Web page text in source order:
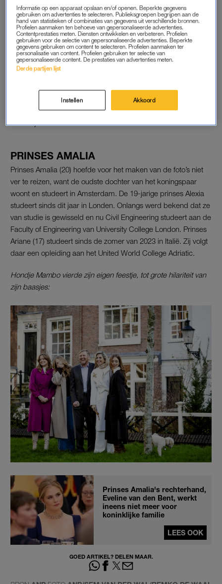
De huizen rondom de binnentuin werden in die tijd bewoond
door begijnen, vaak oudere, alleenstaande vrouwen. Nog altijd
vrouwen, vertelt Simone Ettekoven, bewoonster van het hof die
is komen kijken naar de fotosessie. “Een eer”, noemt ze het
koninklijk bezoek.
PRINSES AMALIA
Prinses Amalia (20) hoefde voor het maken van de foto’s niet
ver te reizen, want de oudste dochter van het koningspaar
woont en studeert in Amsterdam. De 19-jarige prinses Alexia
studeert sinds dit jaar in Londen. Onlangs werd bekend dat ze
van studie is gewisseld en nu Civil Engineering studeert aan de
Faculty of Engineering van University College London. Prinses
Ariane (17) studeert sinds de zomer van 2023 in Italië. Zij volgt
daar een opleiding aan het United World College Adriatic.
Hondje Mambo vierde zijn eigen feestje, tot grote hilariteit van
zijn baasjes:
Prinses Amalia's rechterhand,
Eveline van den Bent, werkt
ineens niet meer voor
koninklijke familie
LEES OOK
GOED ARTIKEL? DELEN MAAR.
Informatie op een apparaat opslaan en/of openen. Beperkte gegevens
gebruiken om advertenties te selecteren. Publieksgroepen begrijpen aan de
hand van statistieken of combinaties van gegevens uit verschillende bronnen.
Profielen aanmaken ten behoeve van gepersonaliseerde advertenties.
Contentprestaties meten. Diensten ontwikkelen en verbeteren. Profielen
gebruiken voor de selectie van gepersonaliseerde advertenties. Beperkte
gegevens gebruiken om content te selecteren. Profielen aanmaken ter
personalisatie van content. Profielen gebruiken ter selectie van
gepersonaliseerde content. De prestaties van advertenties meten.
Derde partijen lijst
Instellen Akkoord